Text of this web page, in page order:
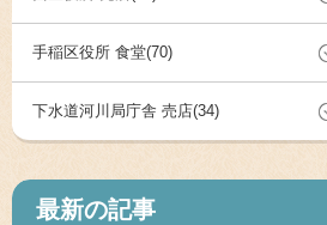
手稲区役所 食堂(70)
下水道河川局庁舎 売店(34)
最新の記事